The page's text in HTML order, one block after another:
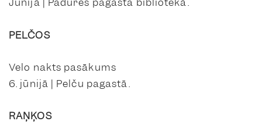
PELČOS
Velo nakts pasākums
6. jūnijā | Pelču pagastā.
RAŅĶOS